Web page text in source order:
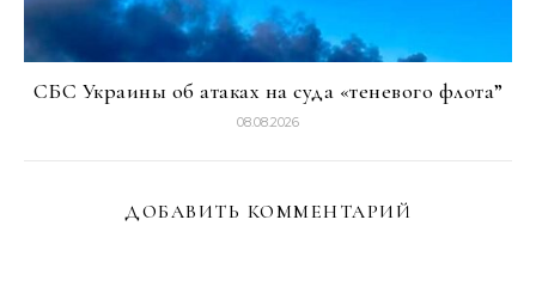
СБС Украины об атаках на суда «теневого флота”
08.08.2026
ДОБАВИТЬ КОММЕНТАРИЙ